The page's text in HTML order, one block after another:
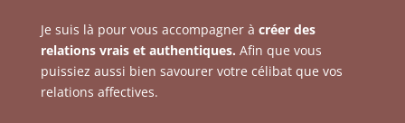
Je suis là pour vous accompagner à créer des
relations vrais et authentiques. Afin que vous
puissiez aussi bien savourer votre célibat que vos
relations affectives.